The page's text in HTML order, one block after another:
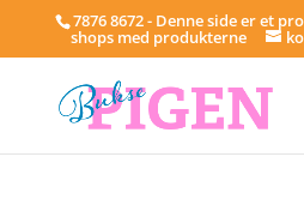
7876 8672 - Denne side er et
shops med produkterne